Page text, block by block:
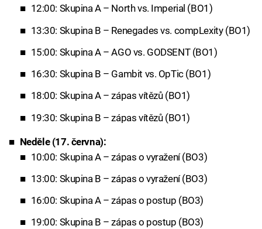
12:00: Skupina A – North vs. Imperial (BO1)
13:30: Skupina B – Renegades vs. compLexity (BO1)
15:00: Skupina A – AGO vs. GODSENT (BO1)
16:30: Skupina B – Gambit vs. OpTic (BO1)
18:00: Skupina A – zápas vítězů (BO1)
19:30: Skupina B – zápas vítězů (BO1)
Neděle (17. června):
10:00: Skupina A – zápas o vyražení (BO3)
13:00: Skupina B – zápas o vyražení (BO3)
16:00: Skupina A – zápas o postup (BO3)
19:00: Skupina B – zápas o postup (BO3)